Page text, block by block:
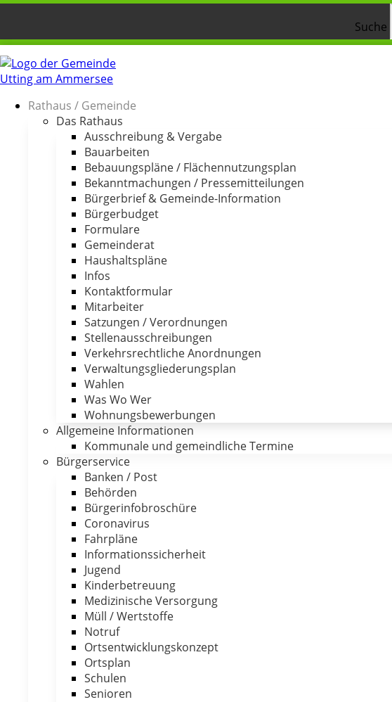
Suche
Rathaus / Gemeinde
Das Rathaus
Ausschreibung & Vergabe
Bauarbeiten
Bebauungspläne / Flächennutzungsplan
Bekanntmachungen / Pressemitteilungen
Bürgerbrief & Gemeinde-Information
Bürgerbudget
Formulare
Gemeinderat
Haushaltspläne
Infos
Kontaktformular
Mitarbeiter
Satzungen / Verordnungen
Stellenausschreibungen
Verkehrsrechtliche Anordnungen
Verwaltungsgliederungsplan
Wahlen
Was Wo Wer
Wohnungsbewerbungen
Allgemeine Informationen
Kommunale und gemeindliche Termine
Bürgerservice
Banken / Post
Behörden
Bürgerinfobroschüre
Coronavirus
Fahrpläne
Informationssicherheit
Jugend
Kinderbetreuung
Medizinische Versorgung
Müll / Wertstoffe
Notruf
Ortsentwicklungskonzept
Ortsplan
Schulen
Senioren